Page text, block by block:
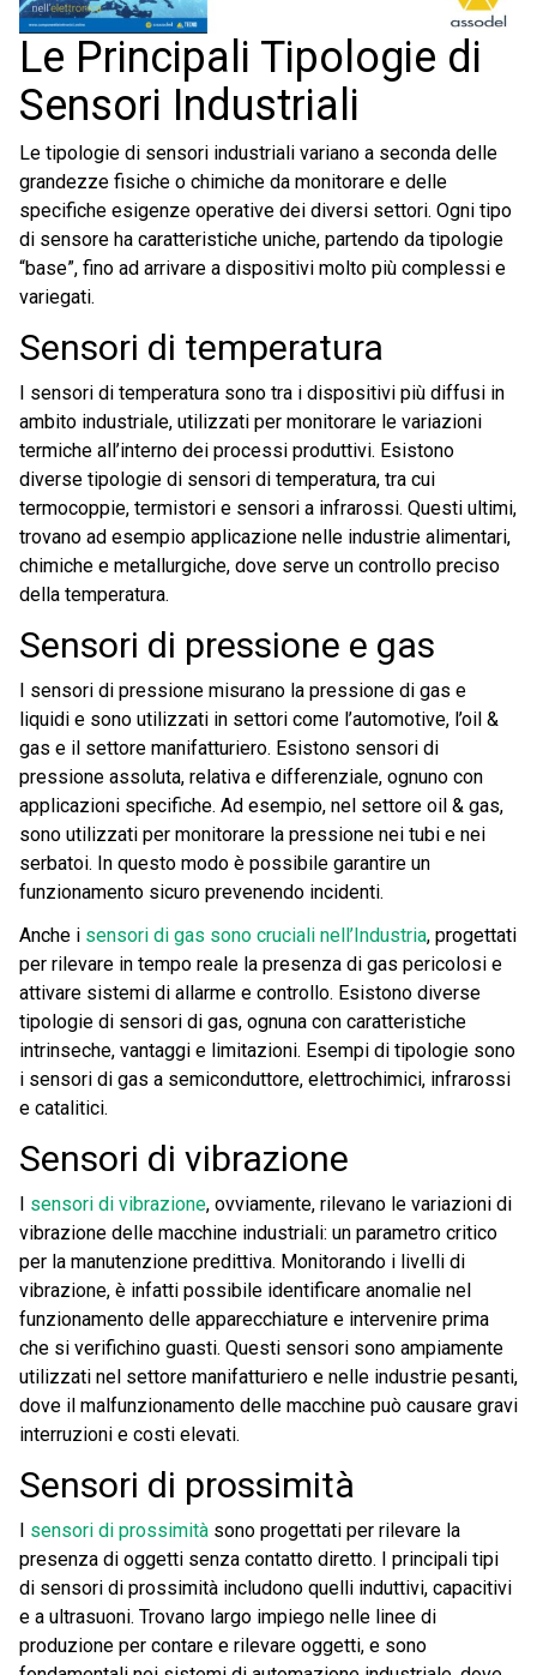
Le Principali Tipologie di
Sensori Industriali
Le tipologie di sensori industriali variano a seconda delle
grandezze fisiche o chimiche da monitorare e delle
specifiche esigenze operative dei diversi settori. Ogni tipo
di sensore ha caratteristiche uniche, partendo da tipologie
“base”, fino ad arrivare a dispositivi molto più complessi e
variegati.
Sensori di temperatura
I sensori di temperatura sono tra i dispositivi più diffusi in
ambito industriale, utilizzati per monitorare le variazioni
termiche all’interno dei processi produttivi. Esistono
diverse tipologie di sensori di temperatura, tra cui
termocoppie, termistori e sensori a infrarossi. Questi ultimi,
trovano ad esempio applicazione nelle industrie alimentari,
chimiche e metallurgiche, dove serve un controllo preciso
della temperatura.
Sensori di pressione e gas
I sensori di pressione misurano la pressione di gas e
liquidi e sono utilizzati in settori come l’automotive, l’oil &
gas e il settore manifatturiero. Esistono sensori di
pressione assoluta, relativa e differenziale, ognuno con
applicazioni specifiche. Ad esempio, nel settore oil & gas,
sono utilizzati per monitorare la pressione nei tubi e nei
serbatoi. In questo modo è possibile garantire un
funzionamento sicuro prevenendo incidenti.
Anche i sensori di gas sono cruciali nell’Industria, progettati
per rilevare in tempo reale la presenza di gas pericolosi e
attivare sistemi di allarme e controllo. Esistono diverse
tipologie di sensori di gas, ognuna con caratteristiche
intrinseche, vantaggi e limitazioni. Esempi di tipologie sono
i sensori di gas a semiconduttore, elettrochimici, infrarossi
e catalitici.
Sensori di vibrazione
sensori di vibrazione, ovviamente, rilevano le variazioni di
vibrazione delle macchine industriali: un parametro critico
per la manutenzione predittiva. Monitorando i livelli di
vibrazione, è infatti possibile identificare anomalie nel
funzionamento delle apparecchiature e intervenire prima
che si verifichino guasti. Questi sensori sono ampiamente
utilizzati nel settore manifatturiero e nelle industrie pesanti,
dove il malfunzionamento delle macchine può causare gravi
interruzioni e costi elevati.
Sensori di prossimità
sensori di prossimità sono progettati per rilevare la
presenza di oggetti senza contatto diretto. I principali tipi
di sensori di prossimità includono quelli induttivi, capacitivi
e a ultrasuoni. Trovano largo impiego nelle linee di
produzione per contare e rilevare oggetti, e sono